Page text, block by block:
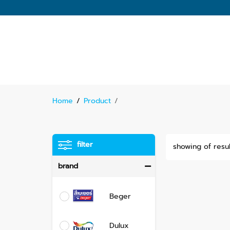
Home / Product /
filter
brand
Beger
Dulux
showing of